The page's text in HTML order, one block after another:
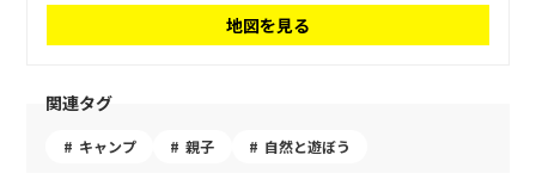
地図を見る
関連タグ
キャンプ 親子 自然と遊ぼう